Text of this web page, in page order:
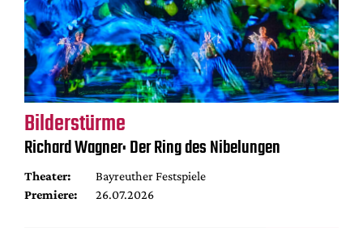
Bilderstürme
Richard Wagner: Der Ring des Nibelungen
Theater:
Bayreuther Festspiele
Premiere:
26.07.2026